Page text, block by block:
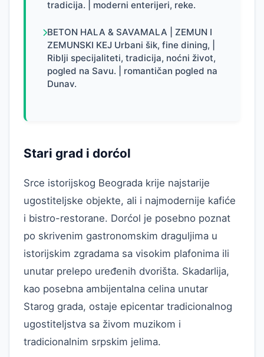
tradicija. | moderni enterijeri, reke.
BETON HALA & SAVAMALA | ZEMUN I
ZEMUNSKI KEJ Urbani šik, fine dining, |
Riblji specijaliteti, tradicija, noćni život,
pogled na Savu. | romantičan pogled na
Dunav.
Stari grad i dorćol
Srce istorijskog Beograda krije najstarije
ugostiteljske objekte, ali i najmodernije kafiće
i bistro-restorane. Dorćol je posebno poznat
po skrivenim gastronomskim draguljima u
istorijskim zgradama sa visokim plafonima ili
unutar prelepo uređenih dvorišta. Skadarlija,
kao posebna ambijentalna celina unutar
Starog grada, ostaje epicentar tradicionalnog
ugostiteljstva sa živom muzikom i
tradicionalnim srpskim jelima.